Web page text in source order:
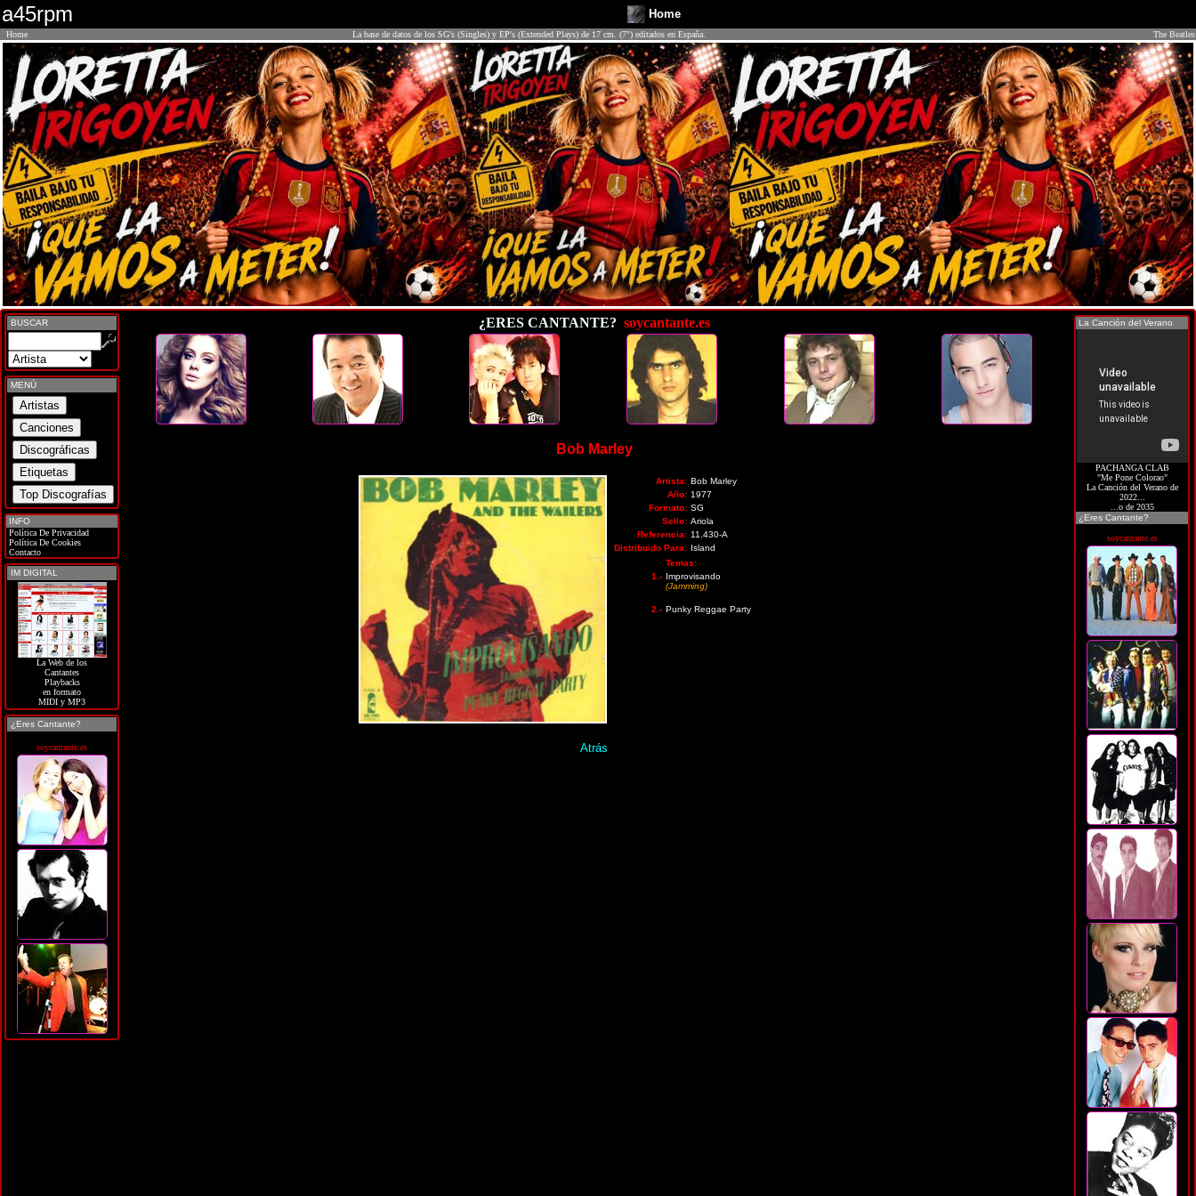
a45rpm Home
Home La base de datos de los SG's (Singles) y EP's (Extended Plays) de 17 cm. (7") editados en España. The Beatles
BUSCAR
MENÚ
INFO
Política De Privacidad
Política De Cookies
Contacto
IM DIGITAL
La Web de los
Cantantes
Playbacks
en formato
MIDI y MP3
¿Eres Cantante?
soycantante.es
¿ERES CANTANTE? soycantante.es
Bob Marley
Artista: Bob Marley
Año: 1977
Formato: SG
Sello: Ariola
Referencia: 11.430-A
Distribuido Para: Island
Temas:
1.- Improvisando
(Jamming)
2.- Punky Reggae Party
Atrás
La Canción del Verano
PACHANGA CLAB
"Me Pone Colorao"
La Canción del Verano de
2022...
...o de 2035
¿Eres Cantante?
soycantante.es